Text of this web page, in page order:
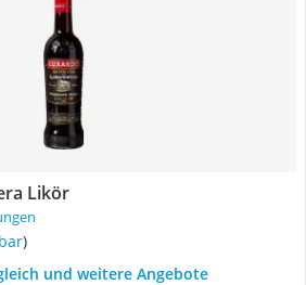
Likör
)
und weitere Angebote